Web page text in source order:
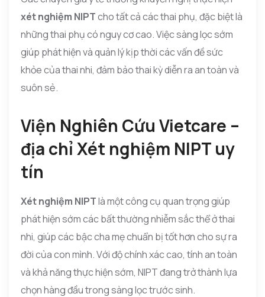
xét nghiệm NIPTcho tất cả các thai phụ, đặc biệt là
những thai phụ có nguy cơ cao. Việc sàng lọc sớm
giúp phát hiện và quản lý kịp thời các vấn đề sức
khỏe của thai nhi, đảm bảo thai kỳ diễn ra an toàn và
suôn sẻ.
Viện Nghiên Cứu Vietcare –
địa chỉ Xét nghiệm NIPT uy
tín
Xét nghiệm NIPTlà một công cụ quan trọng giúp
phát hiện sớm các bất thường nhiễm sắc thể ở thai
nhi, giúp các bậc cha mẹ chuẩn bị tốt hơn cho sự ra
đời của con mình. Với độ chính xác cao, tính an toàn
và khả năng thực hiện sớm, NIPT đang trở thành lựa
chọn hàng đầu trong sàng lọc trước sinh.